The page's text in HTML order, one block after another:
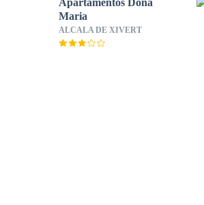
Apartamentos Dona
Maria
ALCALA DE XIVERT